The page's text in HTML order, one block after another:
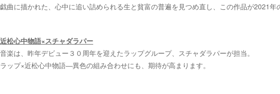
戯曲に描かれた、心中に追い詰められる生と貧富の普遍を見つめ直し、この作品が2021
近松心中物語×スチャダラパー
音楽は、昨年デビュー３０周年を迎えたラップグループ、スチャダラパーが担当。
ラップ×近松心中物語―異色の組み合わせにも、期待が高まります。